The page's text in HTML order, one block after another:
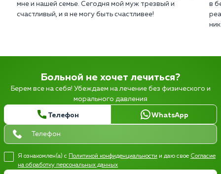
мне и нашей семье. Сегодня мой муж трезвый и
счастливый, и я не могу быть счастливее!
в
Больной не хочет лечиться?
Берем все на себя! Убеждаем на лечение без физического и
морального давления
Телефон WhatsApp
Я ознакомлен(а) с Политикой конфиденциальности и даю свое Согласие
на обработку персональных данных